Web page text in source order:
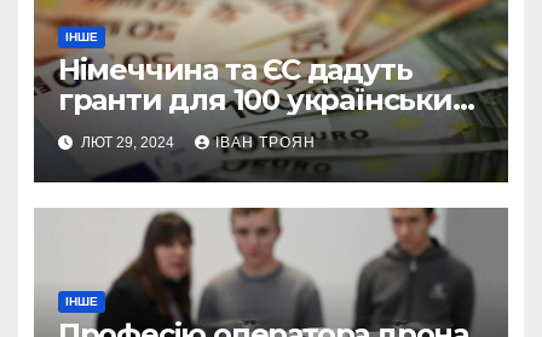
ІНШЕ
Німеччина та ЄС дадуть
гранти для 100 українських
підприємств
ЛЮТ 29, 2024 ІВАН ТРОЯН
ІНШЕ